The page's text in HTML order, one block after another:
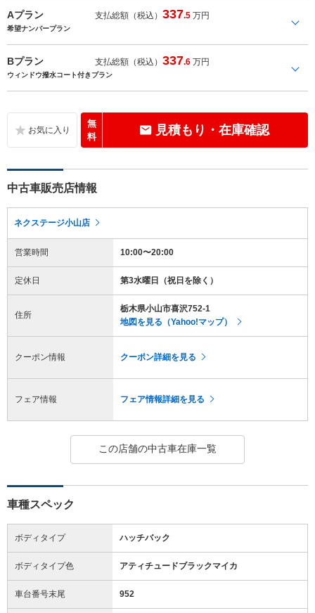
Aプラン 支払総額（税込）337.5 万円
希望ナンバープラン
Bプラン 支払総額（税込）337.6 万円
ウィンドウ撥水コート付きプラン
無
料
見積もり・在庫確認
中古車販売店情報
ネクステージ小山店
営業時間 10:00〜20:00
定休日 第3水曜日（祝日を除く）
住所
栃木県小山市喜沢752-1
地図を見る（Yahoo!マップ）
クーポン情報 クーポン詳細を見る
フェア情報 フェア情報詳細を見る
この店舗の中古車在庫一覧
車種スペック
ボディタイプ ハッチバック
ボディタイプ色 アティチュードブラックマイカ
車台番号末尾 952